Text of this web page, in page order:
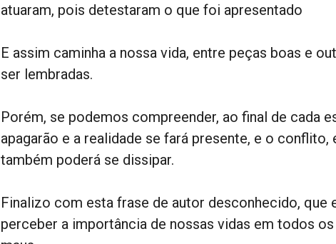
atuaram, pois detestaram o que foi apresentado
E assim caminha a nossa vida, entre peças boas e
ser lembradas.
Porém, se podemos compreender, ao final de cada
apagarão e a realidade se fará presente, e o
também poderá se dissipar.
Finalizo com esta frase de autor desconhecido, que
perceber a importância de nossas vidas em todos